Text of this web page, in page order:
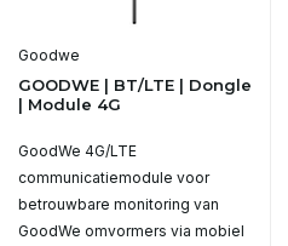
Goodwe
GOODWE | BT/LTE | Dongle
| Module 4G
GoodWe 4G/LTE
communicatiemodule voor
betrouwbare monitoring van
GoodWe omvormers via mobiel